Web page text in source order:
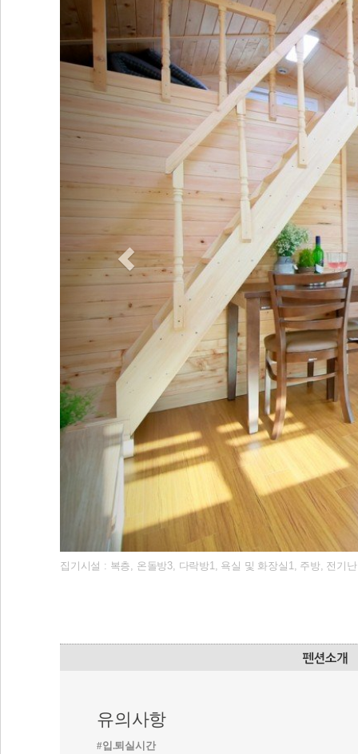
집기시설 : 복층, 온돌방3, 다락방1, 욕실 및 화장실1, 주방, 전기
유의사항
#입.퇴실시간